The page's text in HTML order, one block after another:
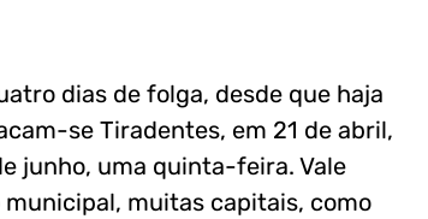
dias de folga, desde que haja
se Tiradentes, em 21 de abril,
junho, uma quinta-feira. Vale
muitas capitais, como